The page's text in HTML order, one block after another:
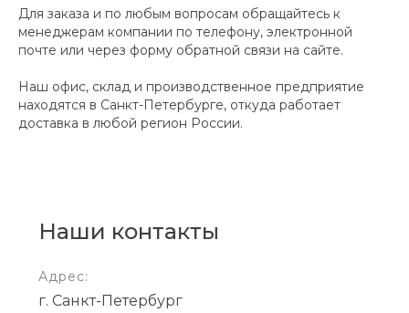
Для заказа и по любым вопросам обращайтесь к
менеджерам компании по телефону, электронной
почте или через форму обратной связи на сайте.
Наш офис, склад и производственное предприятие
находятся в Санкт-Петербурге, откуда работает
доставка в любой регион России.
Наши контакты
Адрес:
г. Санкт-Петербург